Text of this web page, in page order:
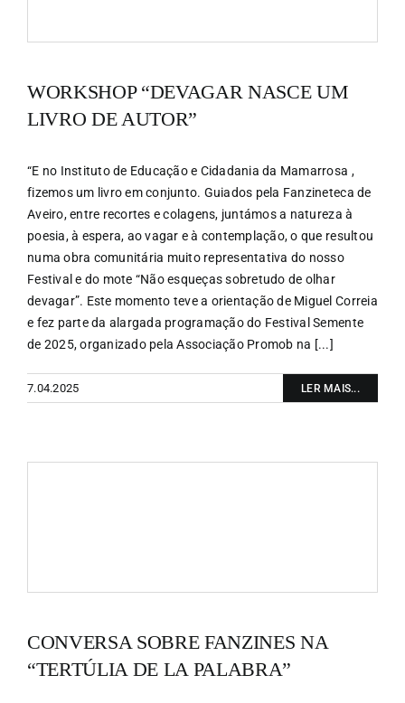
WORKSHOP “DEVAGAR NASCE UM
LIVRO DE AUTOR”
“E no Instituto de Educação e Cidadania da Mamarrosa ,
fizemos um livro em conjunto. Guiados pela Fanzineteca de
Aveiro, entre recortes e colagens, juntámos a natureza à
poesia, à espera, ao vagar e à contemplação, o que resultou
numa obra comunitária muito representativa do nosso
Festival e do mote “Não esqueças sobretudo de olhar
devagar”. Este momento teve a orientação de Miguel Correia
e fez parte da alargada programação do Festival Semente
de 2025, organizado pela Associação Promob na [...]
7.04.2025 LER MAIS...
CONVERSA SOBRE FANZINES NA
“TERTÚLIA DE LA PALABRA”